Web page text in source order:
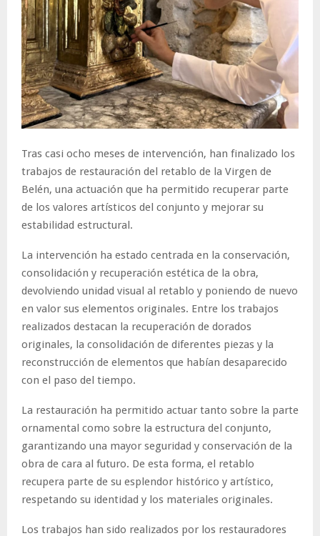
Tras casi ocho meses de intervención, han finalizado los
trabajos de restauración del retablo de la Virgen de
Belén, una actuación que ha permitido recuperar parte
de los valores artísticos del conjunto y mejorar su
estabilidad estructural.
La intervención ha estado centrada en la conservación,
consolidación y recuperación estética de la obra,
devolviendo unidad visual al retablo y poniendo de nuevo
en valor sus elementos originales. Entre los trabajos
realizados destacan la recuperación de dorados
originales, la consolidación de diferentes piezas y la
reconstrucción de elementos que habían desaparecido
con el paso del tiempo.
La restauración ha permitido actuar tanto sobre la parte
ornamental como sobre la estructura del conjunto,
garantizando una mayor seguridad y conservación de la
obra de cara al futuro. De esta forma, el retablo
recupera parte de su esplendor histórico y artístico,
respetando su identidad y los materiales originales.
Los trabajos han sido realizados por los restauradores